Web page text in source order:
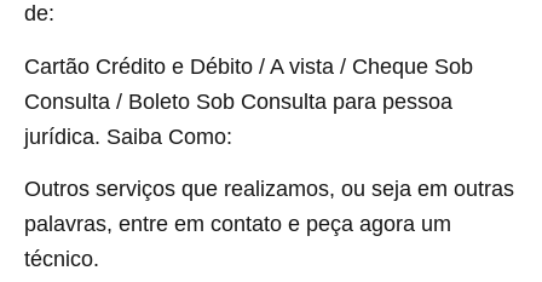
de:
Cartão Crédito e Débito / A vista / Cheque Sob
Consulta / Boleto Sob Consulta para pessoa
jurídica. Saiba Como:
Outros serviços que realizamos, ou seja em outras
palavras, entre em contato e peça agora um
técnico.